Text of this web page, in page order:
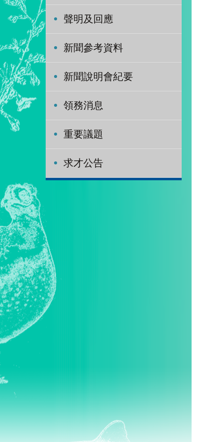
聲明及回應
新聞參考資料
新聞說明會紀要
領務消息
重要議題
求才公告